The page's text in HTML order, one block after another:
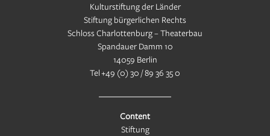
Kulturstiftung der Länder
Stiftung bürgerlichen Rechts
Schloss Charlottenburg – Theaterbau
Spandauer Damm 10
14059 Berlin
Tel+49 (0) 30 / 89 36 35 0
Content
Stiftung